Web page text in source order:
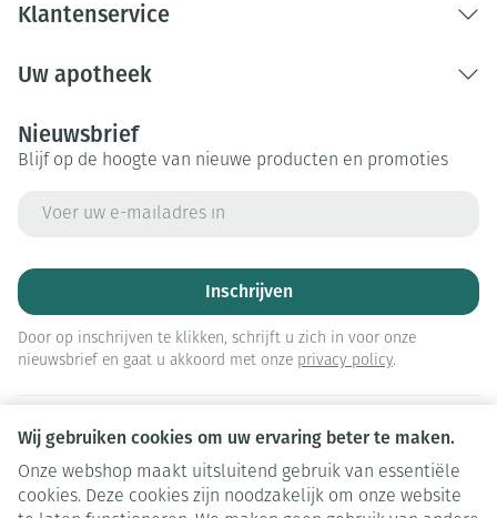
Wij gebruiken cookies om uw ervaring beter te maken.
Onze webshop maakt uitsluitend gebruik van essentiële
cookies. Deze cookies zijn noodzakelijk om onze website
Klantenservice
Uw apotheek
Nieuwsbrief
Blijf op de hoogte van nieuwe producten en promoties
Inschrijven
Door op inschrijven te klikken, schrijft u zich in voor onze
nieuwsbrief en gaat u akkoord met onze privacy policy.